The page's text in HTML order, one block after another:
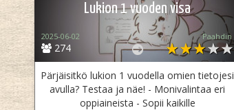
Lukion 1 vuoden visa
274
2025-06-02 Paahdin
Pärjäisitkö lukion 1 vuodella omien tietojesi
avulla? Testaa ja näe! - Monivalintaa eri
oppiaineista - Sopii kaikille